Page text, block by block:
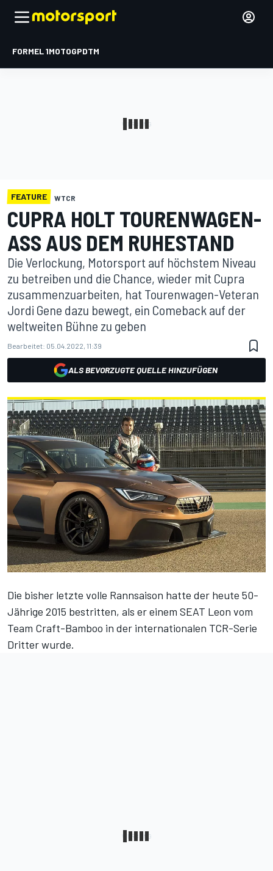
FORMEL 1MOTOGPDTM
FEATURE WTCR
CUPRA HOLT TOURENWAGEN-
ASS AUS DEM RUHESTAND
Die Verlockung, Motorsport auf höchstem Niveau
zu betreiben und die Chance, wieder mit Cupra
zusammenzuarbeiten, hat Tourenwagen-Veteran
Jordi Gene dazu bewegt, ein Comeback auf der
weltweiten Bühne zu geben
Bearbeitet: 05.04.2022, 11:39
ALS BEVORZUGTE QUELLE HINZUFÜGEN
Die bisher letzte volle Rannsaison hatte der heute 50-
Jährige 2015 bestritten, als er einem SEAT Leon vom
Team Craft-Bamboo in der internationalen TCR-Serie
Dritter wurde.